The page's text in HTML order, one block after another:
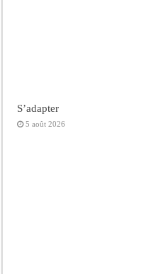
S’adapter
5 août 2026